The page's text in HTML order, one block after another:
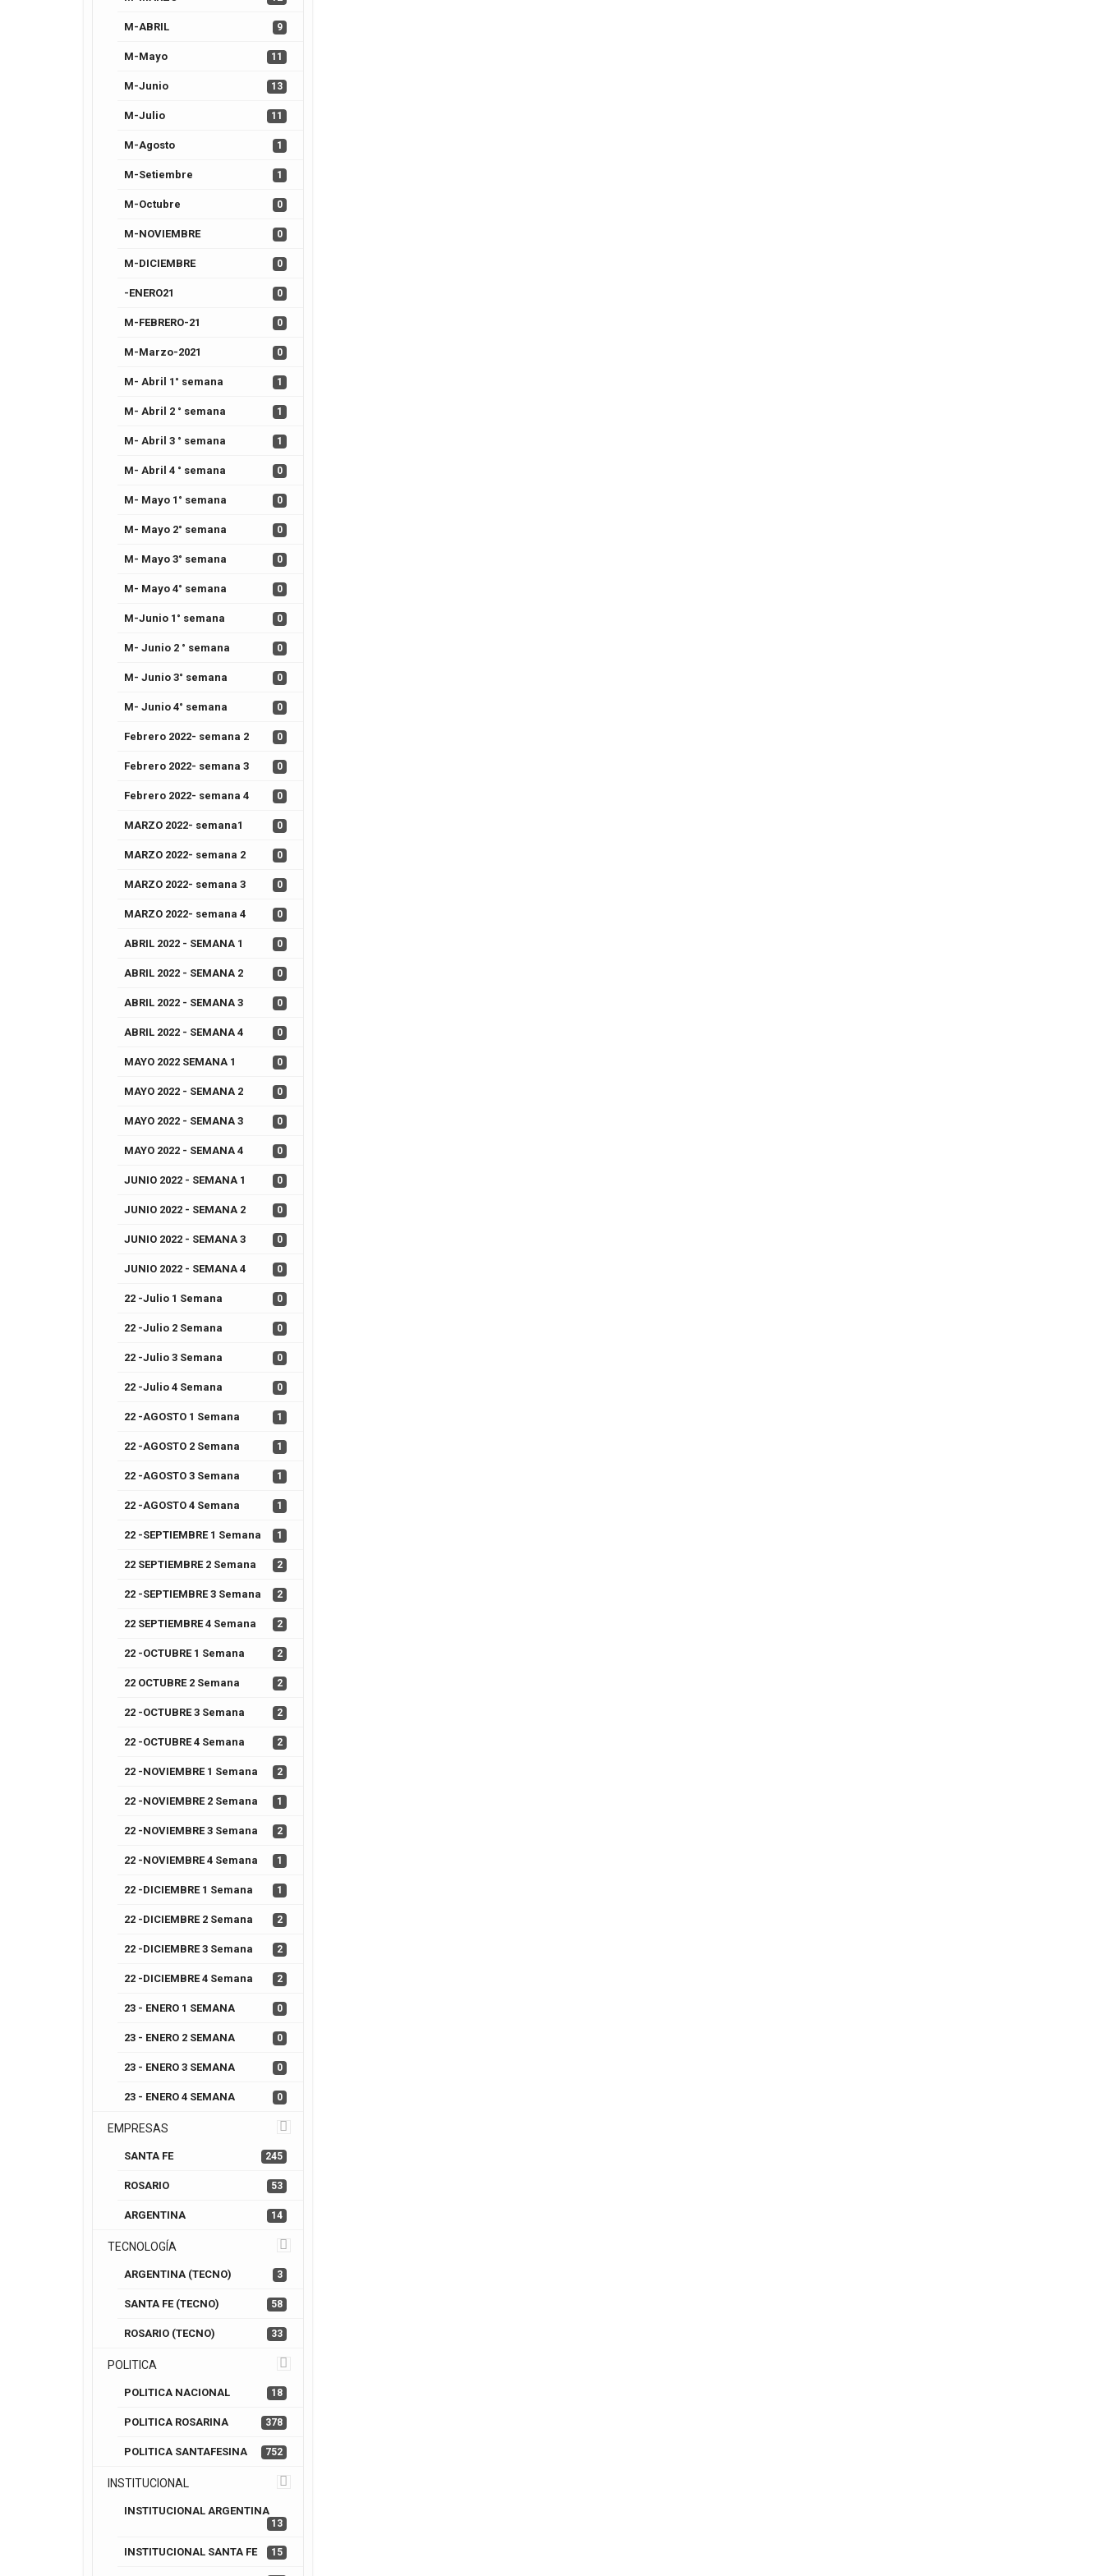
M-ABRIL 9
M-Mayo 11
M-Junio 13
M-Julio 11
M-Agosto 1
M-Setiembre 1
M-Octubre 0
M-NOVIEMBRE 0
M-DICIEMBRE 0
-ENERO21 0
M-FEBRERO-21 0
M-Marzo-2021 0
M- Abril 1° semana 1
M- Abril 2 ° semana 1
M- Abril 3 ° semana 1
M- Abril 4 ° semana 0
M- Mayo 1° semana 0
M- Mayo 2° semana 0
M- Mayo 3° semana 0
M- Mayo 4° semana 0
M-Junio 1° semana 0
M- Junio 2 ° semana 0
M- Junio 3° semana 0
M- Junio 4° semana 0
Febrero 2022- semana 2 0
Febrero 2022- semana 3 0
Febrero 2022- semana 4 0
MARZO 2022- semana1 0
MARZO 2022- semana 2 0
MARZO 2022- semana 3 0
MARZO 2022- semana 4 0
ABRIL 2022 - SEMANA 1 0
ABRIL 2022 - SEMANA 2 0
ABRIL 2022 - SEMANA 3 0
ABRIL 2022 - SEMANA 4 0
MAYO 2022 SEMANA 1 0
MAYO 2022 - SEMANA 2 0
MAYO 2022 - SEMANA 3 0
MAYO 2022 - SEMANA 4 0
JUNIO 2022 - SEMANA 1 0
JUNIO 2022 - SEMANA 2 0
JUNIO 2022 - SEMANA 3 0
JUNIO 2022 - SEMANA 4 0
22 -Julio 1 Semana 0
22 -Julio 2 Semana 0
22 -Julio 3 Semana 0
22 -Julio 4 Semana 0
22 -AGOSTO 1 Semana 1
22 -AGOSTO 2 Semana 1
22 -AGOSTO 3 Semana 1
22 -AGOSTO 4 Semana 1
22 -SEPTIEMBRE 1 Semana 1
22 SEPTIEMBRE 2 Semana 2
22 -SEPTIEMBRE 3 Semana 2
22 SEPTIEMBRE 4 Semana 2
22 -OCTUBRE 1 Semana 2
22 OCTUBRE 2 Semana 2
22 -OCTUBRE 3 Semana 2
22 -OCTUBRE 4 Semana 2
22 -NOVIEMBRE 1 Semana 2
22 -NOVIEMBRE 2 Semana 1
22 -NOVIEMBRE 3 Semana 2
22 -NOVIEMBRE 4 Semana 1
22 -DICIEMBRE 1 Semana 1
22 -DICIEMBRE 2 Semana 2
22 -DICIEMBRE 3 Semana 2
22 -DICIEMBRE 4 Semana 2
23 - ENERO 1 SEMANA 0
23 - ENERO 2 SEMANA 0
23 - ENERO 3 SEMANA 0
23 - ENERO 4 SEMANA 0
EMPRESAS
SANTA FE 245
ROSARIO 53
ARGENTINA 14
TECNOLOGÍA
ARGENTINA (TECNO) 3
SANTA FE (TECNO) 58
ROSARIO (TECNO) 33
POLITICA
POLITICA NACIONAL 18
POLITICA ROSARINA 378
POLITICA SANTAFESINA 752
INSTITUCIONAL
INSTITUCIONAL ARGENTINA
13
INSTITUCIONAL SANTA FE 15